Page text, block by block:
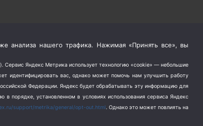
анализа нашего трафика. Нажимая «Принять все», вы
Сервис Яндекс Метрика использует технологию «cookie» — небольшие
идентифицировать вас, однако может помочь нам улучшить работу
Федерации. Яндекс будет обрабатывать эту информацию для
в порядке, установленном в условиях использования сервиса Яндекс
support/metrika/general/opt-out.html. Однако это может повлиять на